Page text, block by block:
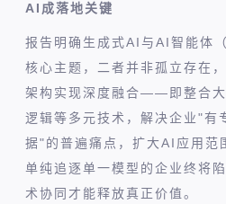
AI成落地关键
报告明确生成式AI与AI智能体
核心主题，二者并非孤立存在
架构实现深度融合——即整合大
逻辑等多元技术，解决企业"有
据"的普遍痛点，扩大AI应用范
单纯追逐单一模型的企业终将
术协同才能释放真正价值。